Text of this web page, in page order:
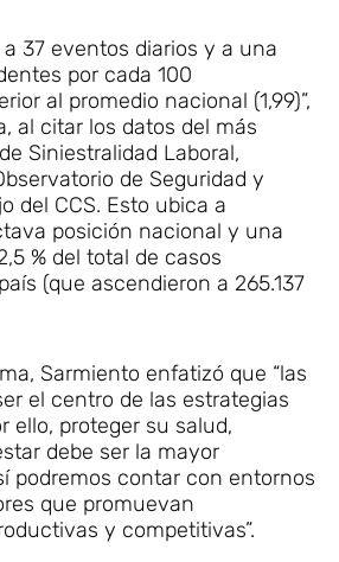
37 eventos diarios y a una
por cada 100
al promedio nacional (1,99)”,
al citar los datos del más
Siniestralidad Laboral,
de Seguridad y
del CCS. Esto ubica a
posición nacional y una
% del total de casos
(que ascendieron a 265.137
Sarmiento enfatizó que “las
el centro de las estrategias
ello, proteger su salud,
debe ser la mayor
podremos contar con entornos
que promuevan
y competitivas”.